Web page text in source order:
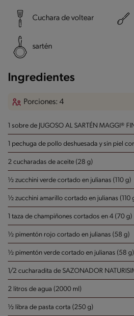
Cuchara de voltear
sartén
Ingredientes
Porciones: 4
1 sobre de JUGOSO AL SARTÉN MAGGI®
1 pechuga de pollo deshuesada y sin piel
2 cucharadas de aceite (28 g)
½ zucchini verde cortado en julianas (110 g)
½ zucchini amarillo cortado en julianas (110
1 taza de champiñones cortados en 4 (70 g)
½ pimentón rojo cortado en julianas (58 g)
½ pimentón verde cortado en julianas (58 g)
1/2 cucharadita de SAZONADOR
2 litros de agua (2000 ml)
½ libra de pasta corta (250 g)